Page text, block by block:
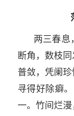
两三春息
断角，数枝
普敛，凭阑珍
寻得好除癖
一。竹间烂